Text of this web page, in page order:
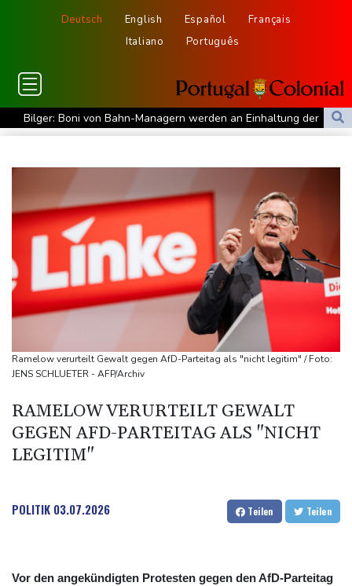
Deutsch English Español
Français
Italiano
Português
Bilger: Boni von Bahn-Managern werden an Einhaltung der
Vorgaben des Bundes geknüpft
Torlos gegen Kaiserslautern: Stotterstart von Wolfsburg
Ätna auf Sizilien ausgebrochen - Flugverkehr in Catania
zeitweise eingeschränkt
Doppelpack Freigang: Frankfurt schlägt auch Malmö
Explosion mutmaßlich ukrainischer Drohne in Bulgarien löst
diplomatische Verstimmung aus
Selenskyj warnt vor Folgen russischer Angriffe - Vucic für
Sieg auf der längsten Etappe: Vollering übernimmt
Drohne explodiert an der Grenze zwischen Rumänien und
Bulgarien nahe Gaspipeline
Lionel Messi trauert um seinen Vater
Ramelow verurteilt Gewalt gegen AfD-Parteitag als "nicht legitim" / Foto:
JENS SCHLUETER - AFP/Archiv
RAMELOW VERURTEILT GEWALT
GEGEN AFD-PARTEITAG ALS "NICHT
LEGITIM"
POLITIK 03.07.2026 Teilen Teilen
Vor den angekündigten Protesten gegen den AfD-Parteitag